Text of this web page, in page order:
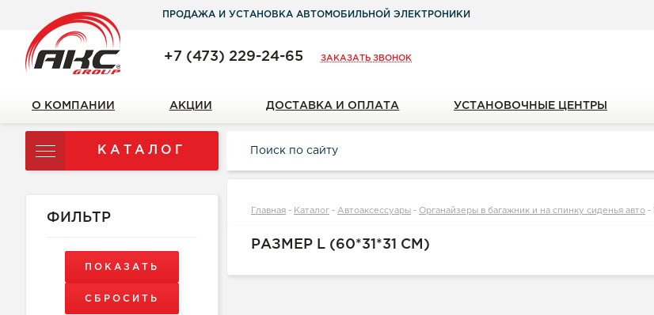
ПРОДАЖА И УСТАНОВКА АВТОМОБИЛЬНОЙ ЭЛЕКТРОНИКИ
+7 (473) 229-24-65 ЗАКАЗАТЬ ЗВОНОК
О КОМПАНИИ АКЦИИ ДОСТАВКА И ОПЛАТА УСТАНОВОЧНЫЕ ЦЕНТРЫ
КАТАЛОГ
ФИЛЬТР
Главная - Каталог - Автоаксессуары - Органайзеры в багажник и на спинку сиденья авто -
РАЗМЕР L (60*31*31 СМ)